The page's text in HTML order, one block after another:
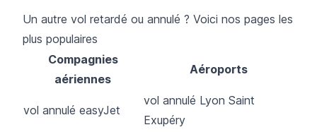
Un autre vol retardé ou annulé ? Voici nos pages les
plus populaires
Compagnies
aériennes
Aéroports
vol annulé easyJet
vol annulé Lyon Saint
Exupéry